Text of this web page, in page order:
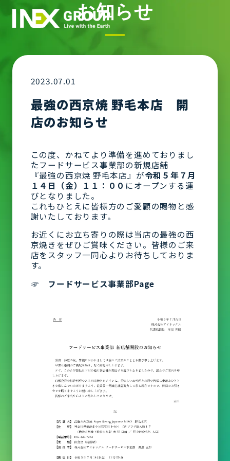
お知らせ
2023.07.01
最強の西京焼 野毛本店 開
店のお知らせ
この度、かねてより準備を進めておりまし
たフードサービス事業部の新規店舗
『最強の西京焼 野毛本店』が令和５年７月
１４日（金）１１：００ にオープンする運
びとなりました。
これもひとえに皆様方のご愛顧の賜物と感
謝いたしております。
お近くにお立ち寄りの際は当店の最強の西
京焼きをぜひご賞味ください。 皆様のご来
店をスタッフ一同心よりお待ちしておりま
す。
☞ フードサービス事業部Page